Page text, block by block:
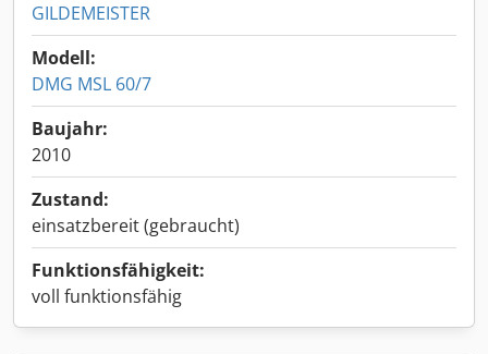
GILDEMEISTER
Modell:
DMG MSL 60/7
Baujahr:
2010
Zustand:
einsatzbereit (gebraucht)
Funktionsfähigkeit:
voll funktionsfähig